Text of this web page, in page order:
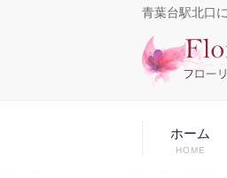
青葉台駅北口
ホーム
HOME